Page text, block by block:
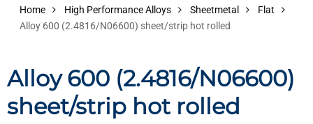
Home High Performance Alloys Sheetmetal
Flat
Alloy 600 (2.4816/N06600) sheet/strip hot rolled
Alloy 600 (2.4816/N06600)
sheet/strip hot rolled